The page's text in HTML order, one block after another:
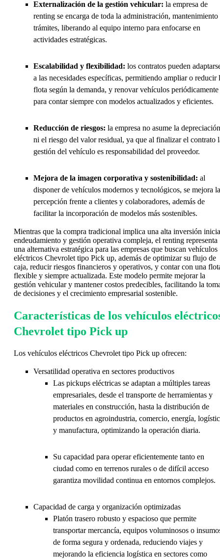
Externalización de la gestión vehicular: la empresa de
renting se encarga de toda la administración, mantenimiento
trámites, liberando al equipo interno para enfocarse en
actividades estratégicas.
Escalabilidad y flexibilidad: los contratos pueden
a las necesidades específicas, permitiendo ampliar o reducir
flota según la demanda, y renovar vehículos periódicamente
para contar siempre con modelos actualizados y eficientes.
Reducción de riesgos: la empresa no asume la depreciación
ni el riesgo del valor residual, ya que al finalizar el contrato
gestión del vehículo es responsabilidad del proveedor.
Mejora de la imagen corporativa y sostenibilidad: al
disponer de vehículos modernos y tecnológicos, se mejora la
percepción frente a clientes y colaboradores, además de
facilitar la incorporación de modelos más sostenibles.
Mientras que la compra tradicional implica una alta inversión
endeudamiento y gestión operativa compleja, el renting representa
una alternativa estratégica para las empresas que buscan vehículos
eléctricos Chevrolet tipo Pick up, además de optimizar su flujo de
caja, reducir riesgos financieros y operativos, y contar con una
flexible y siempre actualizada. Este modelo permite mejorar la
gestión vehicular y mantener costos predecibles, facilitando la
de decisiones y el crecimiento empresarial sostenible.
Características de los vehículos
Chevrolet tipo Pick up
Los vehículos eléctricos Chevrolet tipo Pick up ofrecen:
Versatilidad operativa en sectores productivos
Las pickups eléctricas se adaptan a múltiples tareas
empresariales, desde el transporte de herramientas y
materiales en construcción, hasta la distribución de
productos en agroindustria, comercio, energía,
y manufactura, optimizando la operación diaria.
Su capacidad para operar eficientemente tanto en
ciudad como en terrenos rurales o de difícil acceso
garantiza movilidad continua en entornos complejos.
Capacidad de carga y organización optimizadas
Platón trasero robusto y espacioso que permite
transportar mercancía, equipos voluminosos o
de forma segura y ordenada, reduciendo viajes y
mejorando la eficiencia logística en sectores como